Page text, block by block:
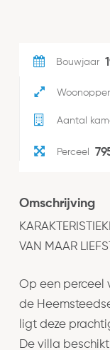
Bouwjaar
Aantal
Perceel
Omschrijving
VAN MAAR
Op een perceel
de
ligt deze
De villa